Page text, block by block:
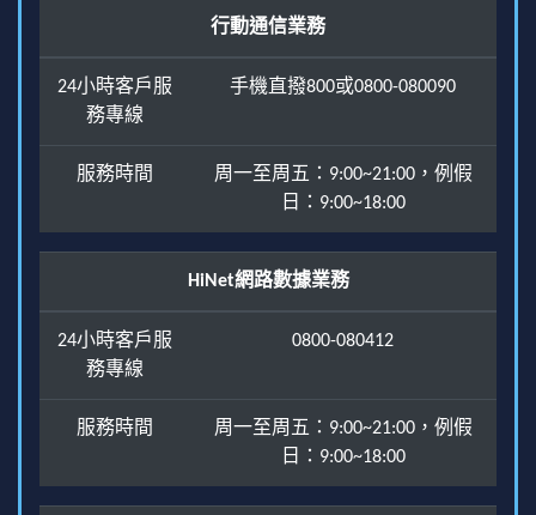
行動通信業務
24小時客戶服
務專線
手機直撥800或0800-080090
服務時間
周一至周五：9:00~21:00，例假
日：9:00~18:00
HiNet網路數據業務
24小時客戶服
務專線
0800-080412
服務時間
周一至周五：9:00~21:00，例假
日：9:00~18:00